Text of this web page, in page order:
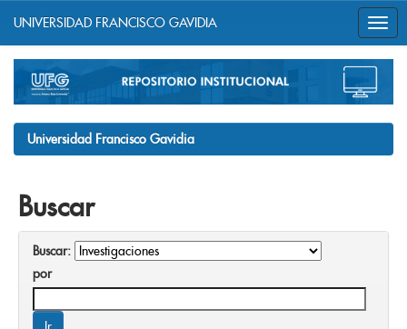
navigation
UNIVERSIDAD FRANCISCO GAVIDIA
Universidad Francisco Gavidia
Buscar
Buscar:
por